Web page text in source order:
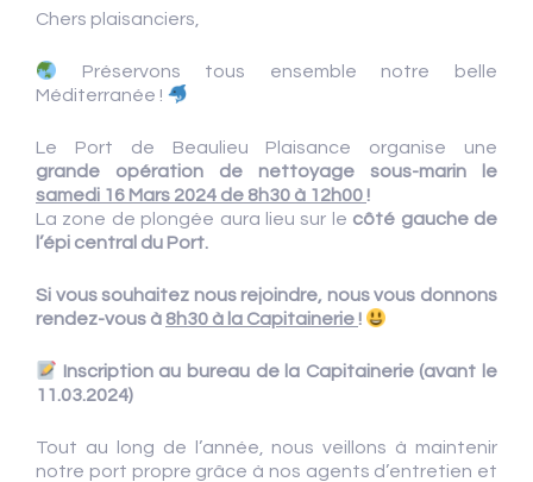
Chers plaisanciers,
Préservons tous ensemble notre belle
Méditerranée !
Le Port de Beaulieu Plaisance organise une
grande opération de nettoyage sous-marin le
samedi 16 Mars 2024 de 8h30 à 12h00 !
La zone de plongée aura lieu sur le côté gauche de
l’épi central du Port.
Si vous souhaitez nous rejoindre, nous vous donnons
rendez-vous à 8h30 à la Capitainerie !
Inscription au bureau de la Capitainerie(avant le
11.03.2024)
Tout au long de l’année, nous veillons à maintenir
notre port propre grâce à nos agents d’entretien et